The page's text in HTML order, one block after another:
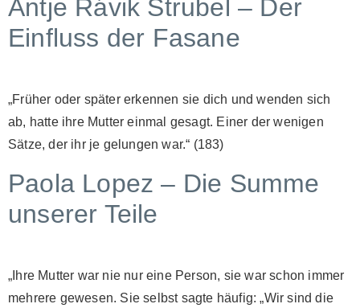
Antje Rávik Strubel – Der
Einfluss der Fasane
„Früher oder später erkennen sie dich und wenden sich
ab, hatte ihre Mutter einmal gesagt. Einer der wenigen
Sätze, der ihr je gelungen war.“ (183)
Paola Lopez – Die Summe
unserer Teile
„Ihre Mutter war nie nur eine Person, sie war schon immer
mehrere gewesen. Sie selbst sagte häufig: „Wir sind die